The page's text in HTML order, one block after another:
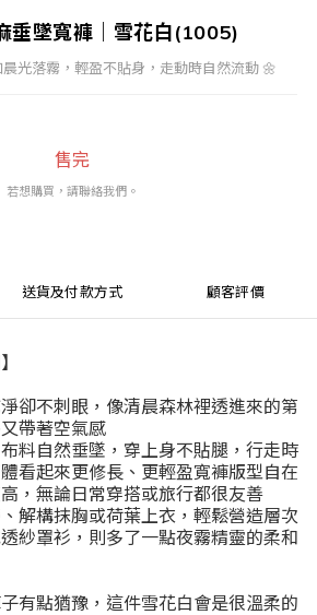
垂墜寬褲｜雪花白(1005)
光落霧，輕盈不貼身，走動時自然流動 🌼
售完
若想購買，請聯絡我們。
送貨及付款方式 顧客評價
卻不刺眼，像清晨森林裡透進來的第
帶著空氣感
料自然垂墜，穿上身不貼腿，行走時
看起來更修長、更輕盈寬褲版型自在
，無論日常穿搭或旅行都很友善
解構抹胸或荷葉上衣，輕鬆營造層次
紗罩衫，則多了一點夜霧精靈的柔和
有點猶豫，這件雪花白會是很溫柔的